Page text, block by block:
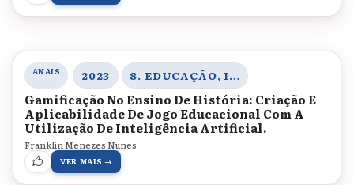
ANAIS 2023 8. EDUCAÇÃO, INOVAÇÃO E TECNOLOGIAS
Gamificação No Ensino De História: Criação E
Aplicabilidade De Jogo Educacional Com A
Utilização De Inteligência Artificial.
Franklin Menezes Nunes
VER MAIS →